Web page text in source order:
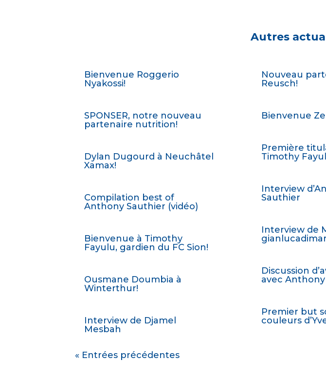
Autres
Bienvenue Roggerio
Nyakossi!
SPONSER, notre nouveau
partenaire nutrition!
Dylan Dugourd à Neuchâtel
Xamax!
Compilation best of
Anthony Sauthier (vidéo)
Bienvenue à Timothy
Fayulu, gardien du FC Sion!
Ousmane Doumbia à
Winterthur!
Interview de Djamel
Mesbah
Nouveau
Reusch!
Bienvenue
Première
Timothy
Interview
Sauthier
Interview de
Discussion
avec
Premier but
couleurs
« Entrées précédentes